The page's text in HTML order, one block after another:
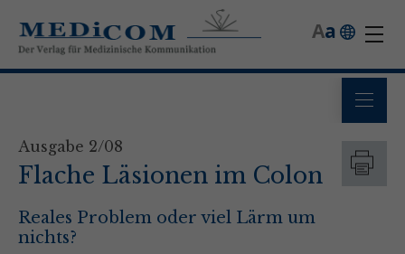
a
A
Ausgabe 2/08
Flache Läsionen im Colon
Reales Problem oder viel Lärm um
nichts?